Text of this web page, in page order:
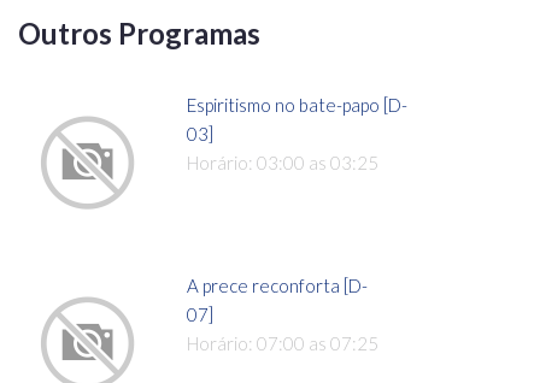
Outros Programas
Espiritismo no bate-papo [D-
03]
Horário: 03:00 as 03:25
A prece reconforta [D-
07]
Horário: 07:00 as 07:25